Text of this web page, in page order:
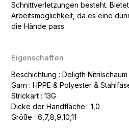
Schnittverletzungen besteht.
Arbeitsmöglichkeit, da es eine
die Hände pass
Eigenschaften
Beschichtung : Deligth Nitrilschaum
Garn : HPPE & Polyester &
Strickart : 13G
Dicke der Handfläche : 1,0
Größe : 6,7,8,9,10,11